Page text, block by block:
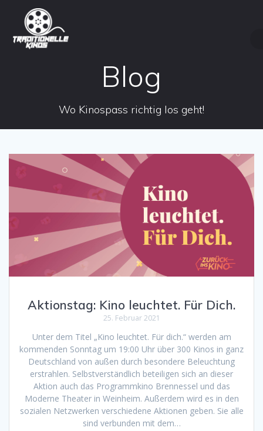
Blog
Wo Kinospass richtig los geht!
Aktionstag: Kino leuchtet. Für Dich.
25. Februar 2021
Unter dem Titel „Kino leuchtet. Für dich.“ werden am
kommenden Sonntag um 19:00 Uhr über 300 Kinos in ganz
Deutschland von außen durch besondere Beleuchtung
erstrahlen. Selbstverständlich beteiligen sich an dieser
Aktion auch das Programmkino Brennessel und das
Moderne Theater in Weinheim. Außerdem wird es in den
sozialen Netzwerken verschiedene Aktionen geben. Sie alle
sind verbunden mit dem…